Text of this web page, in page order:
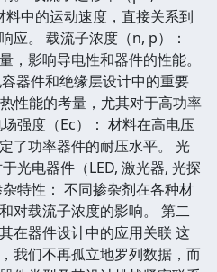
中的运动速度，直接关系到
应。 载流子浓度（n, p）：
，影响导电性和器件的性能。
器件和绝缘层设计中的重要
性能的考量，尤其对于高功率
强度（Ec）： 材料在高电压
了功率器件的耐压水平。 光
光电器件（LED, 激光器, 光探
特性： 不同掺杂剂在各种材
对载流子浓度的影响。 第二
在器件设计中的应用关联 这
我们不再孤立地罗列数据，而